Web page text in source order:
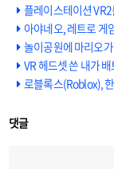
플레이스테이션
아야네오, 레트로 게
놀이공원에 마리오가
VR 헤드셋 쓴 내가 배트맨? 배트맨:
로블록스(Roblox),
댓글